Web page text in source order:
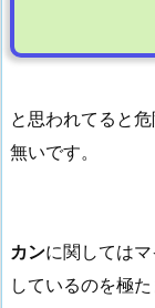
と思われてると
無いです。
カンに関しては
しているのを極た